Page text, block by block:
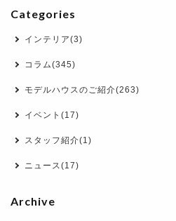
Categories
インテリア(3)
コラム(345)
モデルハウスのご紹介(263)
イベント(17)
スタッフ紹介(1)
ニュース(17)
Archive